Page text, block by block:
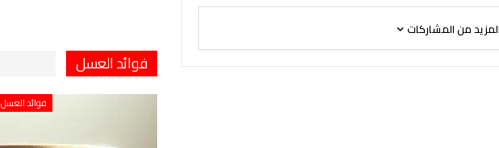
من المشاركات
فوائد العسل
فوائد العسل